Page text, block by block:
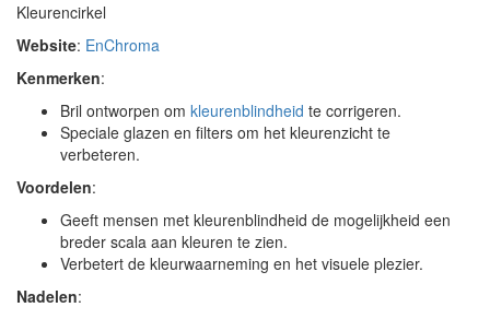
Kleurencirkel
Website: EnChroma
Kenmerken:
Bril ontworpen om kleurenblindheid te corrigeren.
Speciale glazen en filters om het kleurenzicht te
verbeteren.
Voordelen:
Geeft mensen met kleurenblindheid de mogelijkheid een
breder scala aan kleuren te zien.
Verbetert de kleurwaarneming en het visuele plezier.
Nadelen: